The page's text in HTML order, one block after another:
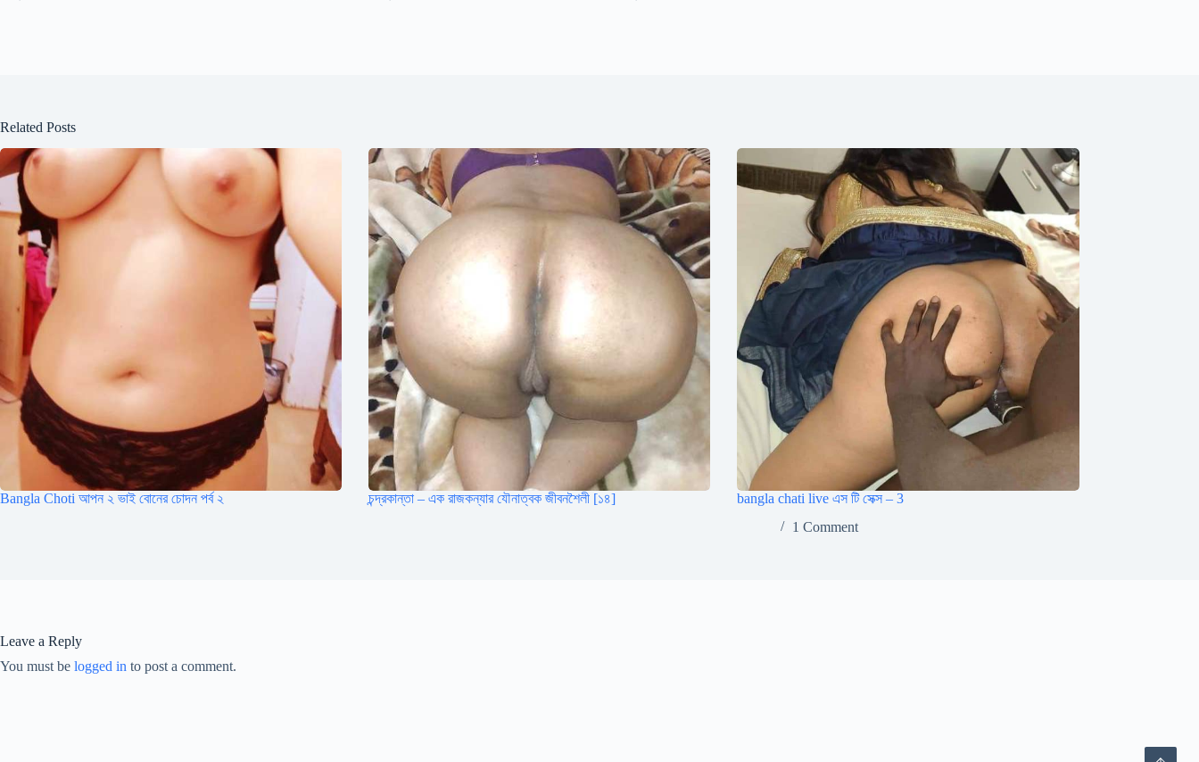
Related Posts
Bangla Choti আপন ২ ভাই বোনের চোদন পর্ব ২ চন্দ্রকান্তা – এক রাজকন্যার যৌনাত্বক জীবনশৈলী [১৪]
bangla chati live এস টি সেক্স – 3
1 Comment
Leave a Reply
You must be logged in to post a comment.